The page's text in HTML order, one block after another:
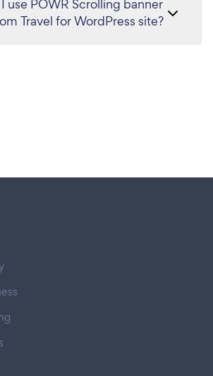
use POWR Scrolling banner
Travel for WordPress site?